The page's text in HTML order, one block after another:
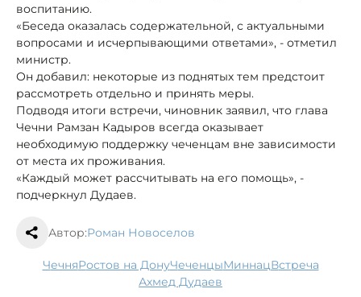
воспитанию.
«Беседа оказалась содержательной, с актуальными
вопросами и исчерпывающими ответами», - отметил
министр.
Он добавил: некоторые из поднятых тем предстоит
рассмотреть отдельно и принять меры.
Подводя итоги встречи, чиновник заявил, что глава
Чечни Рамзан Кадыров всегда оказывает
необходимую поддержку чеченцам вне зависимости
от места их проживания.
«Каждый может рассчитывать на его помощь», -
подчеркнул Дудаев.
Автор:Роман Новоселов
Чечня Ростов на Дону чеченцы миннац встреча
Ахмед Дудаев